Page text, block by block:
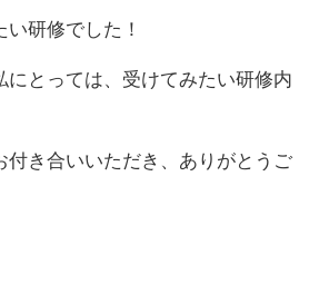
研修でした！
にとっては、受けてみたい研修内
付き合いいただき、ありがとうご